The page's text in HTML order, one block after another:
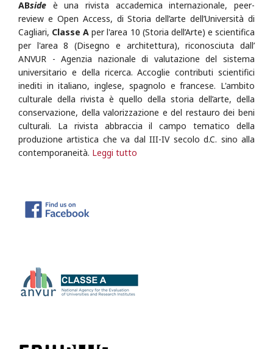
ABside è una rivista accademica internazionale, peer-
review e Open Access, di Storia dell’arte dell’Università di
Cagliari, Classe A per l'area 10 (Storia dell’Arte) e scientifica
per l'area 8 (Disegno e architettura), riconosciuta dall’
ANVUR - Agenzia nazionale di valutazione del sistema
universitario e della ricerca.Accoglie contributi scientifici
inediti in italiano, inglese, spagnolo e francese. L'ambito
culturale della rivista è quello della storia dell’arte, della
conservazione, della valorizzazione e del restauro dei beni
culturali. La rivista abbraccia il campo tematico della
produzione artistica che va dal III-IV secolo d.C. sino alla
contemporaneità. Leggi tutto